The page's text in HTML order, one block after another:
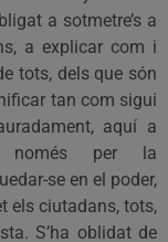
a sotmetre’s a
a explicar com i
tots, dels que són
tan com sigui
aquí a
només per la
se en el poder,
els ciutadans, tots,
S’ha oblidat de